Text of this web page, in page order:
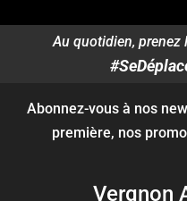
Au quotidien,
Abonnez-vous à nos
première, nos
Vergnon